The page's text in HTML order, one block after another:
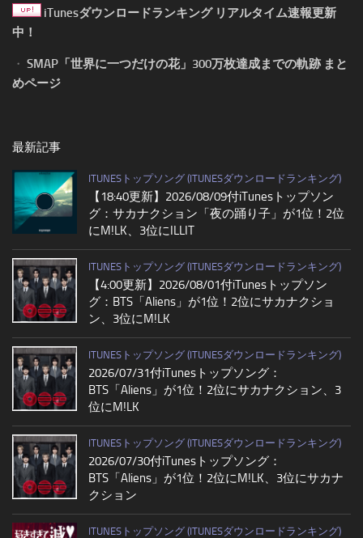
iTunesダウンロードランキング リアルタイム速報更新
中！
・ SMAP「世界に一つだけの花」300万枚達成までの軌跡 まと
めページ
最新記事
ITUNESトップソング (ITUNESダウンロードランキング)
【18:40更新】2026/08/09付iTunesトップソン
グ：サカナクション「夜の踊り子」が1位！2位
にM!LK、3位にILLIT
ITUNESトップソング (ITUNESダウンロードランキング)
【4:00更新】2026/08/01付iTunesトップソン
グ：BTS「Aliens」が1位！2位にサカナクショ
ン、3位にM!LK
ITUNESトップソング (ITUNESダウンロードランキング)
2026/07/31付iTunesトップソング：
BTS「Aliens」が1位！2位にサカナクション、3
位にM!LK
ITUNESトップソング (ITUNESダウンロードランキング)
2026/07/30付iTunesトップソング：
BTS「Aliens」が1位！2位にM!LK、3位にサカナ
クション
ITUNESトップソング (ITUNESダウンロードランキング)